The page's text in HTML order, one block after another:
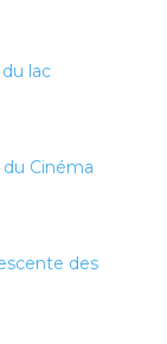
lac
du Cinéma
des